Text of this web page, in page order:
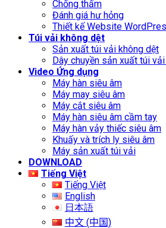
Chống thấm
Đánh giá hư hỏng
Thiết kế Website
Túi vải không dệt
Sản xuất túi vải không dệt
Dây chuyền sản xuất túi
Video Ứng dụng
Máy hàn siêu âm
Máy may siêu âm
Máy cắt siêu âm
Máy hàn siêu âm cầm tay
Máy hàn vảy thiếc siêu âm
Khuấy và trích ly siêu âm
Máy sản xuất túi vải
DOWNLOAD
Tiếng Việt
Tiếng Việt
English
日本語
中文 (中国)